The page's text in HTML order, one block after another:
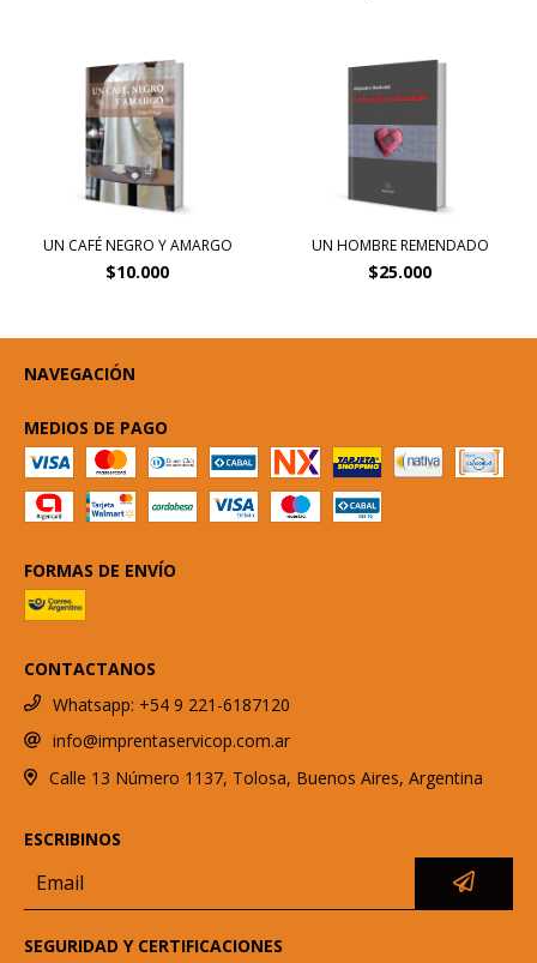
UN CAFÉ NEGRO Y AMARGO
$10.000
UN HOMBRE REMENDADO
$25.000
NAVEGACIÓN
MEDIOS DE PAGO
FORMAS DE ENVÍO
CONTACTANOS
Whatsapp: +54 9 221-6187120
info@imprentaservicop.com.ar
Calle 13 Número 1137, Tolosa, Buenos Aires, Argentina
ESCRIBINOS
SEGURIDAD Y CERTIFICACIONES